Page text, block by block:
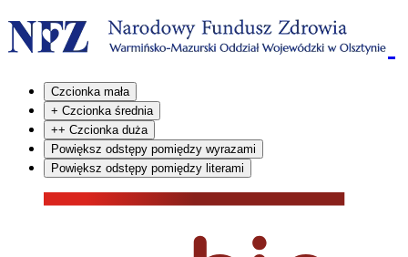
Czcionka mała
+ Czcionka średnia
++ Czcionka duża
Powiększ odstępy pomiędzy wyrazami
Powiększ odstępy pomiędzy literami